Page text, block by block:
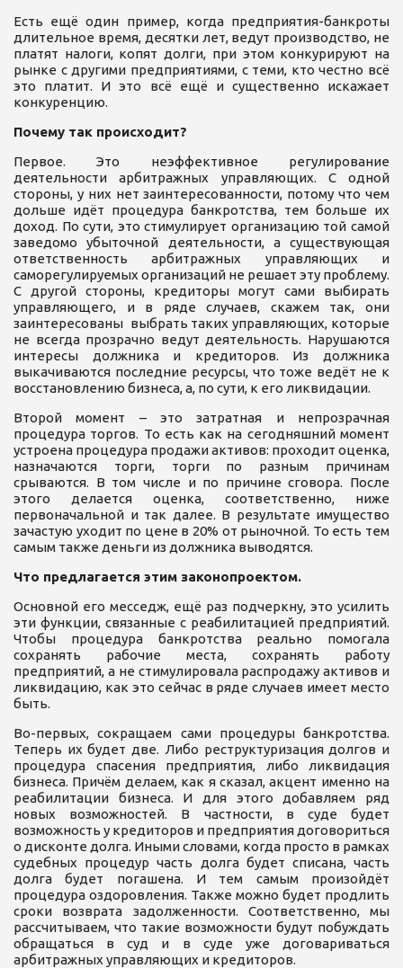
Есть ещё один пример, когда предприятия-банкроты
длительное время, десятки лет, ведут производство, не
платят налоги, копят долги, при этом конкурируют на
рынке с другими предприятиями, с теми, кто честно всё
это платит. И это всё ещё и существенно искажает
конкуренцию.
Почему так происходит?
Первое. Это неэффективное регулирование
деятельности арбитражных управляющих. С одной
стороны, у них нет заинтересованности, потому что чем
дольше идёт процедура банкротства, тем больше их
доход. По сути, это стимулирует организацию той самой
заведомо убыточной деятельности, а существующая
ответственность арбитражных управляющих и
саморегулируемых организаций не решает эту проблему.
С другой стороны, кредиторы могут сами выбирать
управляющего, и в ряде случаев, скажем так, они
заинтересованы выбрать таких управляющих, которые
не всегда прозрачно ведут деятельность. Нарушаются
интересы должника и кредиторов. Из должника
выкачиваются последние ресурсы, что тоже ведёт не к
восстановлению бизнеса, а, по сути, к его ликвидации.
Второй момент – это затратная и непрозрачная
процедура торгов. То есть как на сегодняшний момент
устроена процедура продажи активов: проходит оценка,
назначаются торги, торги по разным причинам
срываются. В том числе и по причине сговора. После
этого делается оценка, соответственно, ниже
первоначальной и так далее. В результате имущество
зачастую уходит по цене в 20% от рыночной. То есть тем
самым также деньги из должника выводятся.
Что предлагается этим законопроектом.
Основной его месседж, ещё раз подчеркну, это усилить
эти функции, связанные с реабилитацией предприятий.
Чтобы процедура банкротства реально помогала
сохранять рабочие места, сохранять работу
предприятий, а не стимулировала распродажу активов и
ликвидацию, как это сейчас в ряде случаев имеет место
быть.
Во-первых, сокращаем сами процедуры банкротства.
Теперь их будет две. Либо реструктуризация долгов и
процедура спасения предприятия, либо ликвидация
бизнеса. Причём делаем, как я сказал, акцент именно на
реабилитации бизнеса. И для этого добавляем ряд
новых возможностей. В частности, в суде будет
возможность у кредиторов и предприятия договориться
о дисконте долга. Иными словами, когда просто в рамках
судебных процедур часть долга будет списана, часть
долга будет погашена. И тем самым произойдёт
процедура оздоровления. Также можно будет продлить
сроки возврата задолженности. Соответственно, мы
рассчитываем, что такие возможности будут побуждать
обращаться в суд и в суде уже договариваться
арбитражных управляющих и кредиторов.